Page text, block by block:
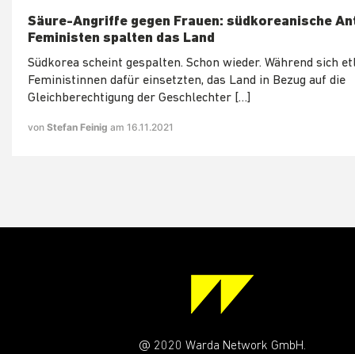
Säure-Angriffe gegen Frauen: südkoreanische
Feministen spalten das Land
Südkorea scheint gespalten. Schon wieder. Während sich
Feministinnen dafür einsetzten, das Land in Bezug auf die
Gleichberechtigung der Geschlechter […]
von Stefan Feinig am 16.11.2021
@ 2020 Warda Network GmbH.